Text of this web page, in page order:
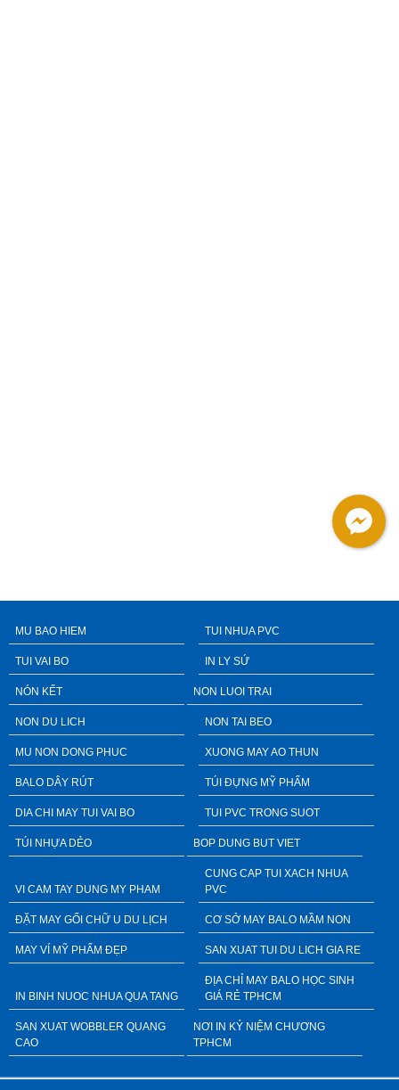
MU BAO HIEM TUI NHUA PVC
TUI VAI BO IN LY SỨ
NÓN KẾT NON LUOI TRAI
NON DU LICH NON TAI BEO
MU NON DONG PHUC XUONG MAY AO THUN
BALO DÂY RÚT TÚI ĐỰNG MỸ PHẨM
DIA CHI MAY TUI VAI BO TUI PVC TRONG SUOT
TÚI NHỰA DẺO BOP DUNG BUT VIET
VI CAM TAY DUNG MY PHAM
CUNG CAP TUI XACH NHUA
PVC
ĐẶT MAY GỐI CHỮ U DU LỊCH CƠ SỞ MAY BALO MẦM NON
MAY VÍ MỸ PHẨM ĐẸP SAN XUAT TUI DU LICH GIA RE
IN BINH NUOC NHUA QUA TANG
ĐỊA CHỈ MAY BALO HỌC SINH
GIÁ RẺ TPHCM
SAN XUAT WOBBLER QUANG
CAO
NƠI IN KỶ NIỆM CHƯƠNG
TPHCM